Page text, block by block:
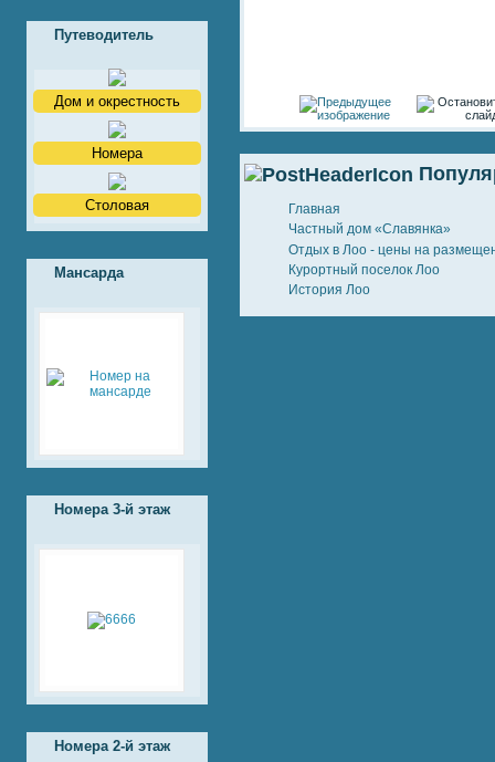
Путеводитель
Дом и окрестность
Номера
Столовая
Мансарда
Номера 3-й этаж
Номера 2-й этаж
Главная
Частный дом «Славянка»
Отдых в Лоо - цены на
Курортный поселок Лоо
История Лоо